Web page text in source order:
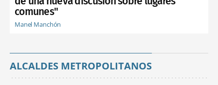
comunes"
Manel Manchón
ALCALDES METROPOLITANOS